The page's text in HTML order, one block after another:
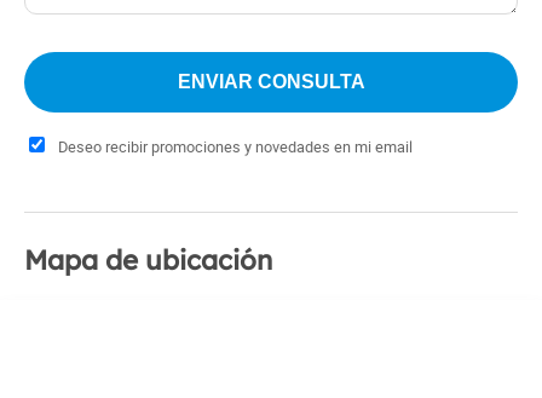
Deseo recibir promociones y novedades en mi email
Mapa de ubicación